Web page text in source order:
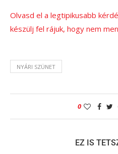
Olvasd el a legtipikusabb
készülj fel rájuk, hogy nem
NYÁRI SZÜNET
0
EZ IS